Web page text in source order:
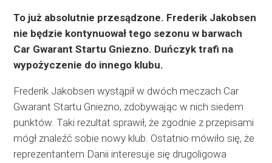
To już absolutnie przesądzone. Frederik Jakobsen
nie będzie kontynuował tego sezonu w barwach
Car Gwarant Startu Gniezno. Duńczyk trafi na
wypożyczenie do innego klubu.
Frederik Jakobsen wystąpił w dwóch meczach Car
Gwarant Startu Gniezno, zdobywając w nich siedem
punktów. Taki rezultat sprawił, że zgodnie z przepisami
mógł znaleźć sobie nowy klub. Ostatnio mówiło się, że
reprezentantem Danii interesuje się drugoligowa